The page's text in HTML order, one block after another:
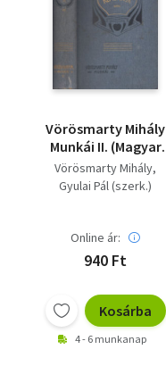
Vörösmarty Mihály
Munkái II. (Magyar
Remekírók 23.)
Vörösmarty Mihály
Gyulai Pál (szerk.)
Online ár:
940 Ft
Kosárba
4 - 6 munkanap